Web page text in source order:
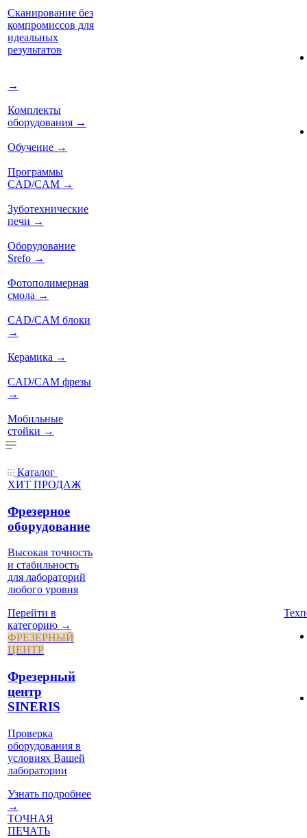
Сканирование без
компромиссов для
идеальных
результатов
→
Комплекты
оборудования →
Обучение →
Программы
CAD/CAM →
Зуботехнические
печи →
Оборудование
Srefo →
Фотополимерная
смола →
CAD/CAM блоки
→
Керамика →
CAD/CAM фрезы
→
Мобильные
стойки →
Каталог
ХИТ ПРОДАЖ
Фрезерное
оборудование
Высокая точность
и стабильность
для лабораторий
любого уровня
Перейти в
категорию →
ФРЕЗЕРНЫЙ
ЦЕНТР
Фрезерный
центр
SINERIS
Проверка
оборудования в
условиях Вашей
лаборатории
Узнать подробнее
→
ТОЧНАЯ
ПЕЧАТЬ